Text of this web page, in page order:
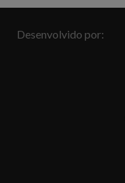
Desenvolvido por: